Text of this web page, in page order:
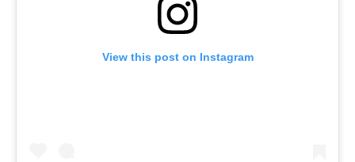
View this post on Instagram